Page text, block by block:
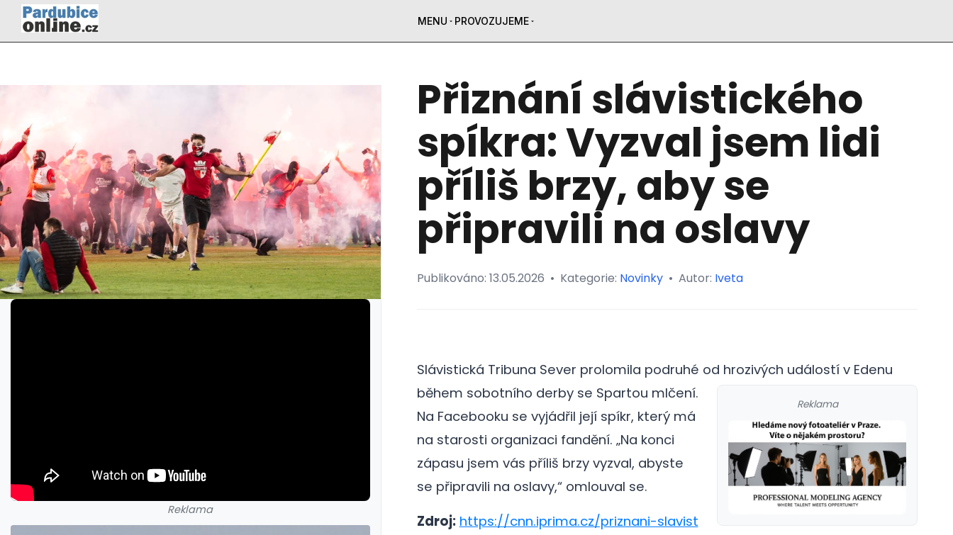
MENU PROVOZUJEME
Reklama
Přiznání slávistického
spíkra: Vyzval jsem lidi
příliš brzy, aby se
připravili na oslavy
Publikováno: 13.05.2026 • Kategorie: Novinky • Autor: Iveta
Slávistická Tribuna Sever prolomila podruhé od hrozivých událostí v Edenu
během sobotního derby se Spartou mlčení.
Reklama
Na Facebooku se vyjádřil její spíkr, který má
na starosti organizaci fandění. „Na konci
zápasu jsem vás příliš brzy vyzval, abyste
se připravili na oslavy,“ omlouval se.
Zdroj: https://cnn.iprima.cz/priznani-slavist